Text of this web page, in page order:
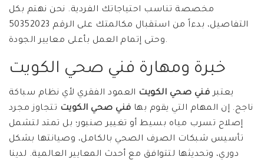
مخصصة تناسب احتياجاتك الفردية. نحن نهتم بكل
التفاصيل، بدءاً من استقبال مكالمتك على الرقم 50352023
وحتى إتمام العمل بأعلى معايير الجودة.
خبرة ومهارة فني صحي الكويت
يعتبر فني صحي الكويت العمود الفقري لأي نظام سباكة
ناجح. إن المهام التي يقوم بها فني صحي الكويت تتجاوز مجرد
إصلاح تسرب مياه بسيط أو تغيير صنبور؛ بل تمتد لتشمل
تأسيس شبكات الصرف الصحي بالكامل، وصيانتها بشكل
دوري، وتحديثها لتتوافق مع أحدث المعايير العالمية. لدينا